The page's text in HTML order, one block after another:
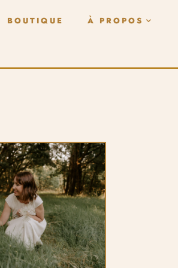
BOUTIQUE À PROPOS